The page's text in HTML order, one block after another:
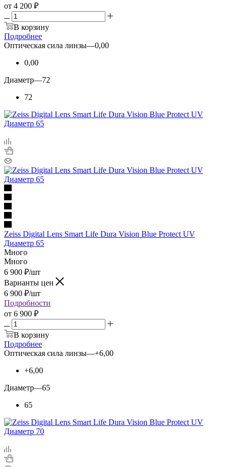
от 4 200 ₽
В корзину
Подробнее
Оптическая сила линзы—0,00
0,00
Диаметр—72
72
Zeiss Digital Lens Smart Life Dura Vision Blue Protect UV
Диаметр 65
Много
Много
6 900 ₽/шт
Варианты цен
6 900 ₽/шт
Подробности
от 6 900 ₽
В корзину
Подробнее
Оптическая сила линзы—+6,00
+6,00
Диаметр—65
65